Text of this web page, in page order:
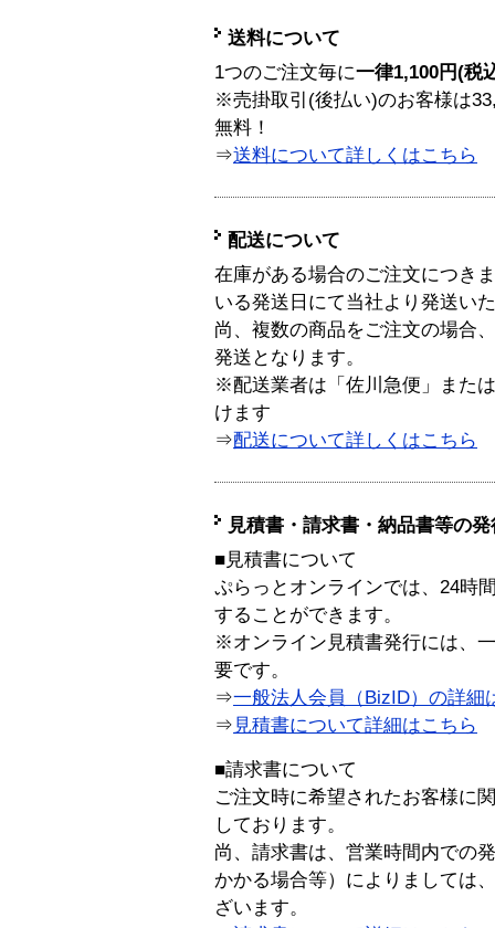
送料について
1つのご注文毎に一律1,100円(税
※売掛取引(後払い)のお客様は
無料！
⇒送料について詳しくはこちら
配送について
在庫がある場合のご注文につき
いる発送日にて当社より発送い
尚、複数の商品をご注文の場合
発送となります。
※配送業者は「佐川急便」また
けます
⇒配送について詳しくはこちら
見積書・請求書・納品書等の
■見積書について
ぷらっとオンラインでは、24時
することができます。
※オンライン見積書発行には、
要です。
⇒一般法人会員（BizID）の詳細
⇒ 見積書について詳細はこちら
■請求書について
ご注文時に希望されたお客様に
しております。
尚、請求書は、営業時間内での
かかる場合等）によりましては
ざいます。